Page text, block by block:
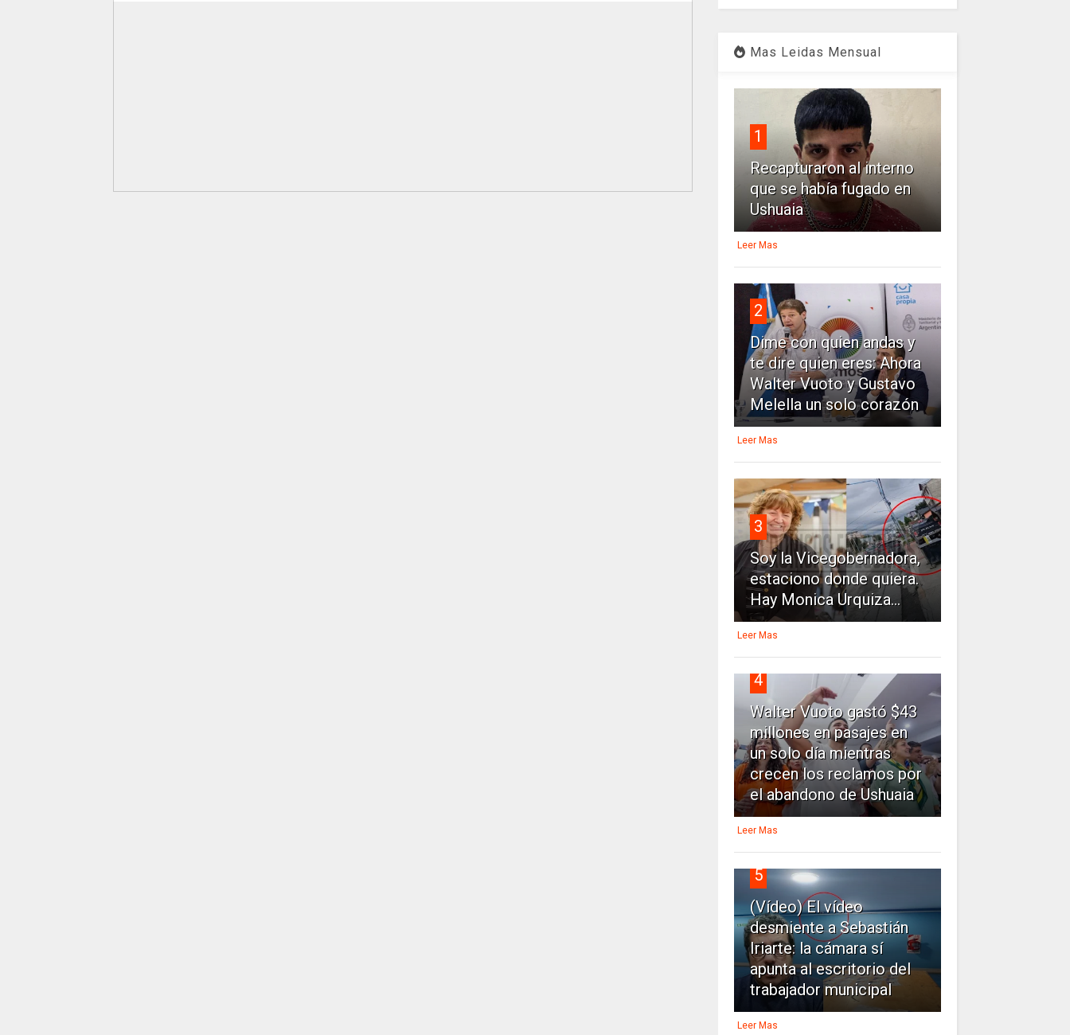
Mas Leidas Mensual
1
Recapturaron al interno
que se había fugado en
Ushuaia
Leer Mas
2
Dime con quien andas y
te dire quien eres: Ahora
Walter Vuoto y Gustavo
Melella un solo corazón
Leer Mas
3
Soy la Vicegobernadora,
estaciono donde quiera.
Hay Monica Urquiza...
Leer Mas
4
Walter Vuoto gastó $43
millones en pasajes en
un solo día mientras
crecen los reclamos por
el abandono de Ushuaia
Leer Mas
5
(Vídeo) El vídeo
desmiente a Sebastián
Iriarte: la cámara sí
apunta al escritorio del
trabajador municipal
Leer Mas